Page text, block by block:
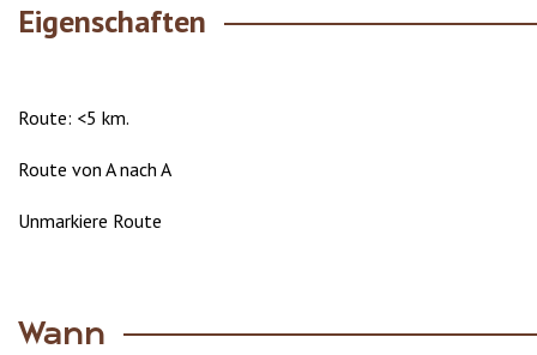
Eigenschaften
Route: <5 km.
Route von A nach A
Unmarkiere Route
Wann